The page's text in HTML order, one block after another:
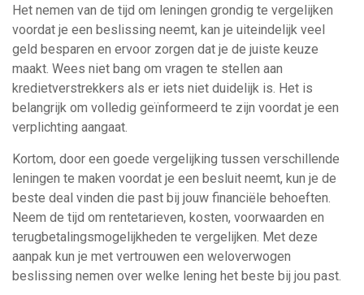
Het nemen van de tijd om leningen grondig te vergelijken
voordat je een beslissing neemt, kan je uiteindelijk veel
geld besparen en ervoor zorgen dat je de juiste keuze
maakt. Wees niet bang om vragen te stellen aan
kredietverstrekkers als er iets niet duidelijk is. Het is
belangrijk om volledig geïnformeerd te zijn voordat je een
verplichting aangaat.
Kortom, door een goede vergelijking tussen verschillende
leningen te maken voordat je een besluit neemt, kun je de
beste deal vinden die past bij jouw financiële behoeften.
Neem de tijd om rentetarieven, kosten, voorwaarden en
terugbetalingsmogelijkheden te vergelijken. Met deze
aanpak kun je met vertrouwen een weloverwogen
beslissing nemen over welke lening het beste bij jou past.